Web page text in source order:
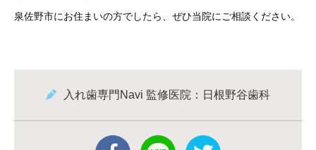
泉佐野市にお住まいの方でしたら、ぜひ当院にご相談ください。
入れ歯専門Navi 監修医院：日根野谷歯科